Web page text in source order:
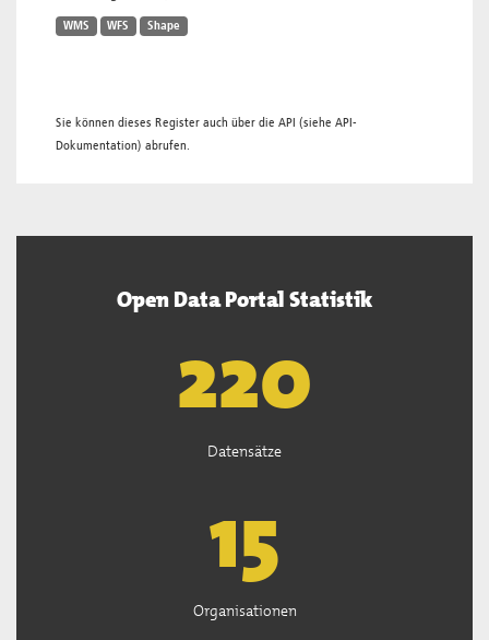
WMS WFS Shape
Sie können dieses Register auch über die API (siehe API-
Dokumentation) abrufen.
Open Data Portal Statistik
222
Datensätze
15
Organisationen